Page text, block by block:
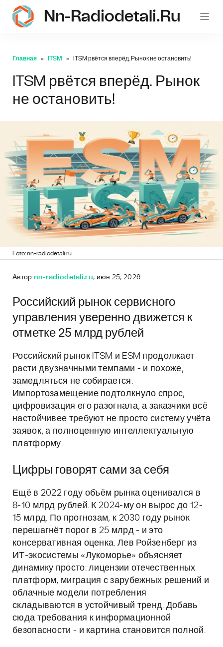
Nn-Radiodetali.ru
Главная ITSM ITSM рвётся вперёд. Рынок не остановить!
ITSM рвётся вперёд. Рынок
не остановить!
Foto: nn-radiodetali.ru
Автор nn-radiodetali.ru, июн 25, 2026
Российский рынок сервисного
управления уверенно движется к
отметке 25 млрд рублей
Российский рынок ITSM и ESM продолжает
расти двузначными темпами - и похоже,
замедляться не собирается.
Импортозамещение подтолкнуло спрос,
цифровизация его разогнала, а заказчики всё
настойчивее требуют не просто систему учёта
заявок, а полноценную интеллектуальную
платформу.
Цифры говорят сами за себя
Ещё в 2022 году объём рынка оценивался в
8-10 млрд рублей. К 2024-му он вырос до 12-
15 млрд. По прогнозам, к 2030 году рынок
перешагнёт порог в 25 млрд - и это
консервативная оценка. Лев Ройзенберг из
ИТ-экосистемы «Лукоморье» объясняет
динамику просто: лицензии отечественных
платформ, миграция с зарубежных решений и
облачные модели потребления
складываются в устойчивый тренд. Добавь
сюда требования к информационной
безопасности - и картина становится полной.